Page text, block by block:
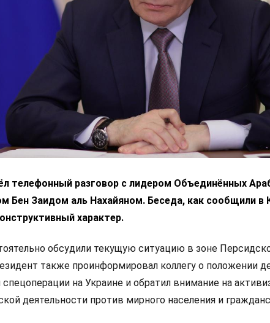
телефонный разговор с лидером Объединённых
Бен Заидом аль Нахайяном. Беседа, как сообщили в
характер.
обсудили текущую ситуацию в зоне
также проинформировал коллегу о положении
на Украине и обратил внимание на
деятельности против мирного населения и